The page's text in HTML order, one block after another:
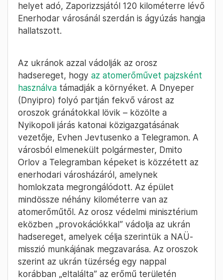
helyet adó, Zaporizzsjától 120 kilométerre lévő
Enerhodar városánál szerdán is ágyúzás hangja
hallatszott.
Az ukránok azzal vádolják az orosz
hadsereget, hogy az atomerőművet pajzsként
használva támadják a környéket. A Dnyeper
(Dnyipro) folyó partján fekvő várost az
oroszok gránátokkal lövik – közölte a
Nyikopoli járás katonai közigazgatásának
vezetője, Evhen Jevtusenko a Telegramon. A
városból elmenekült polgármester, Dmito
Orlov a Telegramban képeket is közzétett az
enerhodari városházáról, amelynek
homlokzata megrongálódott. Az épület
mindössze néhány kilométerre van az
atomerőműtől. Az orosz védelmi minisztérium
eközben „provokációkkal” vádolja az ukrán
hadsereget, amelyek célja szerintük a NAÜ-
misszió munkájának megzavarása. Az oroszok
szerint az ukrán tüzérség egy nappal
korábban „eltalálta” az erőmű területén